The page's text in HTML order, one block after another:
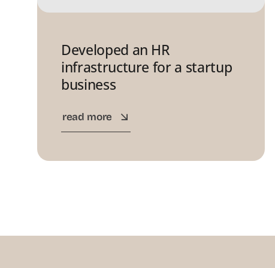
Developed an HR
infrastructure for a startup
business
read more